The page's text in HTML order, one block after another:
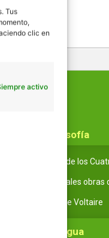
Tus
clic en
activo
En Filosofía
Teoría de los
Principales
Ideas de Voltaire
En Lengua